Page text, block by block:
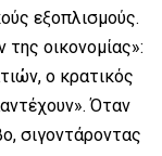
εξοπλισμούς.
της οικονομίας»:
ο κρατικός
Όταν
σιγοντάροντας